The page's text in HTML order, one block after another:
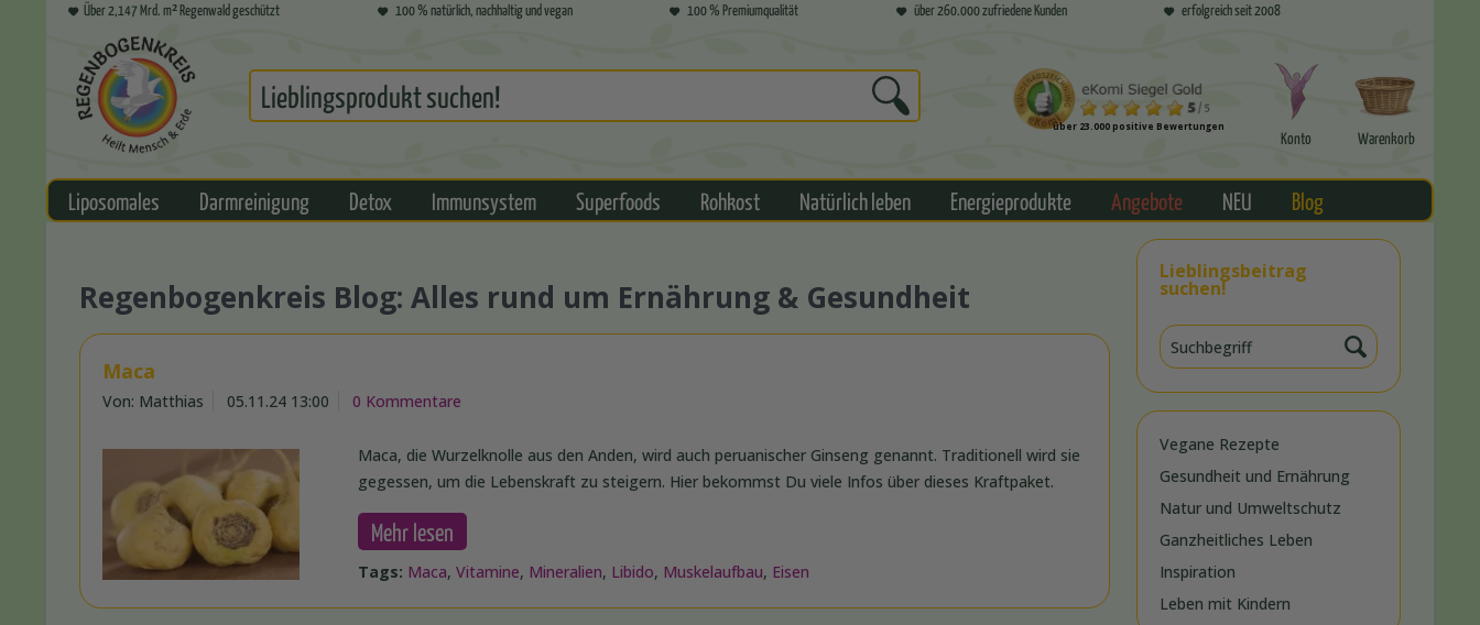
Über 2,147 Mrd. m² Regenwald geschützt 100 % natürlich, nachhaltig und vegan 100 % Premiumqualität über 260.000 zufriedene Kunden erfolgreich seit 2008
über 23.000 positive Bewertungen
Konto Warenkorb
Liposomales Darmreinigung Detox Immunsystem Superfoods Rohkost Natürlich leben Energieprodukte Angebote NEU Blog
Lieblingsbeitrag
suchen!
Vegane Rezepte
Gesundheit und Ernährung
Natur und Umweltschutz
Ganzheitliches Leben
Inspiration
Leben mit Kindern
Regenbogenkreis Blog: Alles rund um Ernährung & Gesundheit
Maca
Von: Matthias 05.11.24 13:00 0 Kommentare
Maca, die Wurzelknolle aus den Anden, wird auch peruanischer Ginseng genannt. Traditionell wird sie
gegessen, um die Lebenskraft zu steigern. Hier bekommst Du viele Infos über dieses Kraftpaket.
Mehr lesen
Tags: Maca,Vitamine, Mineralien, Libido, Muskelaufbau, Eisen